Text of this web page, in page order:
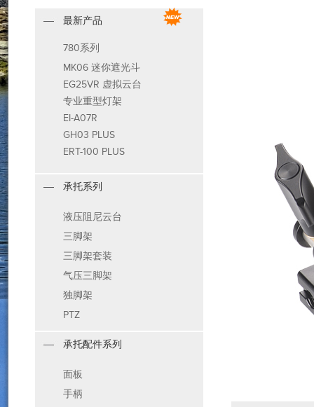
最新产品
780系列
MK06 迷你遮光斗
EG25VR 虚拟云台
专业重型灯架
EI-A07R
GH03 PLUS
ERT-100 PLUS
承托系列
液压阻尼云台
三脚架
三脚架套装
气压三脚架
独脚架
PTZ
承托配件系列
面板
手柄